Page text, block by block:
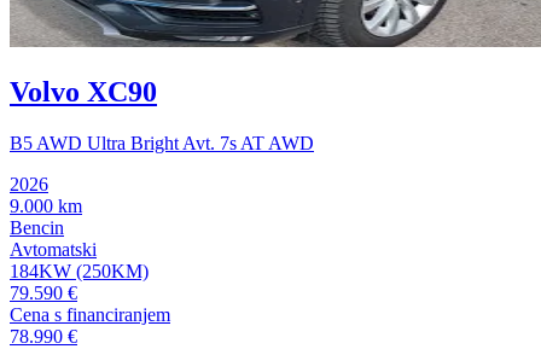
Volvo XC90
B5 AWD Ultra Bright Avt. 7s AT AWD
2026
9.000 km
Bencin
Avtomatski
184KW (250KM)
79.590 €
Cena s financiranjem
78.990 €